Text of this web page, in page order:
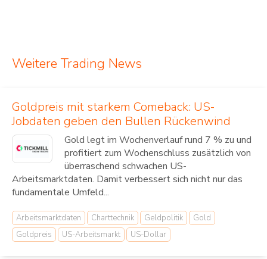
Weitere Trading News
Goldpreis mit starkem Comeback: US-
Jobdaten geben den Bullen Rückenwind
Gold legt im Wochenverlauf rund 7 % zu und
profitiert zum Wochenschluss zusätzlich von
überraschend schwachen US-
Arbeitsmarktdaten. Damit verbessert sich nicht nur das
fundamentale Umfeld...
Arbeitsmarktdaten Charttechnik Geldpolitik
Gold
Goldpreis
US-Arbeitsmarkt US-Dollar